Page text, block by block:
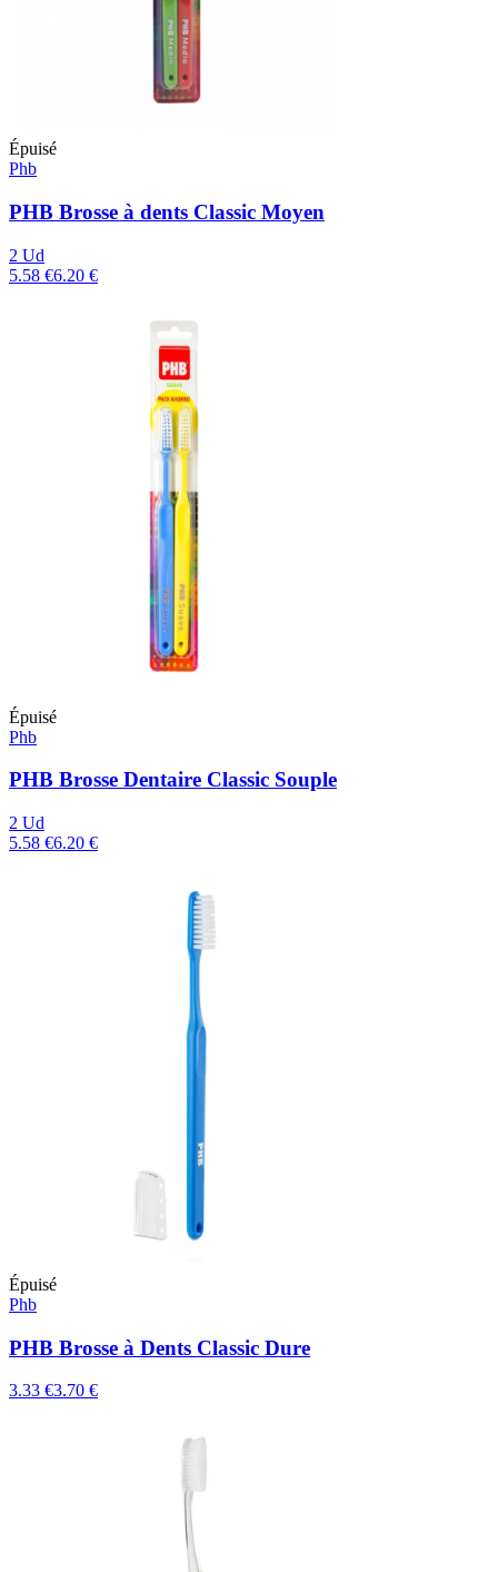
Épuisé
Phb
PHB Brosse à dents Classic Moyen
2 Ud
5.58 €6.20 €
Épuisé
Phb
PHB Brosse Dentaire Classic Souple
2 Ud
5.58 €6.20 €
Épuisé
Phb
PHB Brosse à Dents Classic Dure
3.33 €3.70 €